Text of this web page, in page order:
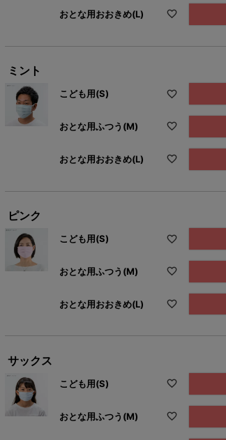
おとな用おおきめ(L)
ミント
こども用(S)
おとな用ふつう(M)
おとな用おおきめ(L)
ピンク
こども用(S)
おとな用ふつう(M)
おとな用おおきめ(L)
サックス
こども用(S)
おとな用ふつう(M)